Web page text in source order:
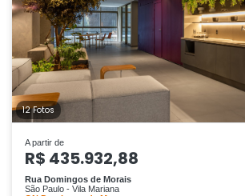
12 Fotos
A partir de
R$ 435.932,88
Rua Domingos de Morais
São Paulo - Vila Mariana